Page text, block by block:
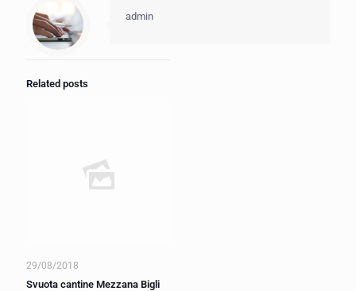
admin
Related posts
29/08/2018
Svuota cantine Mezzana Bigli